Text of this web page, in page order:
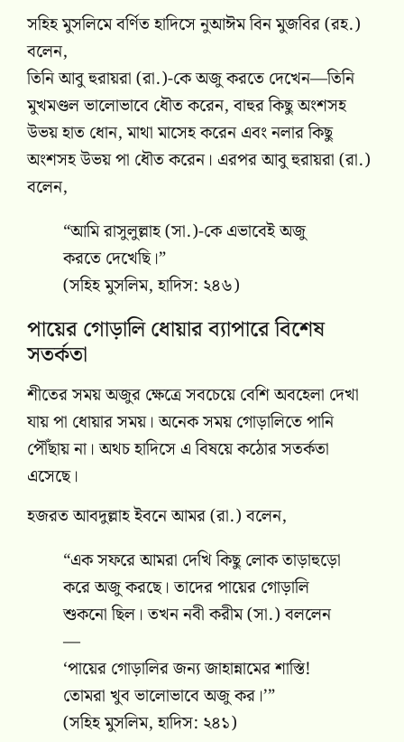
সহিহ মুসলিমে বর্ণিত হাদিসে নুআঈম বিন মুজবির (রহ.)
বলেন,
তিনি আবু হুরায়রা (রা.)-কে অজু করতে দেখেন—তিনি
মুখমণ্ডল ভালোভাবে ধৌত করেন, বাহুর কিছু অংশসহ
উভয় হাত ধোন, মাথা মাসেহ করেন এবং নলার কিছু
অংশসহ উভয় পা ধৌত করেন। এরপর আবু হুরায়রা (রা.)
বলেন,
“আমি রাসুলুল্লাহ (সা.)-কে এভাবেই অজু
করতে দেখেছি।”
(সহিহ মুসলিম, হাদিস: ২৪৬)
পায়ের গোড়ালি ধোয়ার ব্যাপারে বিশেষ
সতর্কতা
শীতের সময় অজুর ক্ষেত্রে সবচেয়ে বেশি অবহেলা দেখা
যায় পা ধোয়ার সময়। অনেক সময় গোড়ালিতে পানি
পৌঁছায় না। অথচ হাদিসে এ বিষয়ে কঠোর সতর্কতা
এসেছে।
হজরত আবদুল্লাহ ইবনে আমর (রা.) বলেন,
“এক সফরে আমরা দেখি কিছু লোক তাড়াহুড়ো
করে অজু করছে। তাদের পায়ের গোড়ালি
শুকনো ছিল। তখন নবী করীম (সা.) বললেন
—
‘পায়ের গোড়ালির জন্য জাহান্নামের শাস্তি!
তোমরা খুব ভালোভাবে অজু কর।’”
(সহিহ মুসলিম, হাদিস: ২৪১)